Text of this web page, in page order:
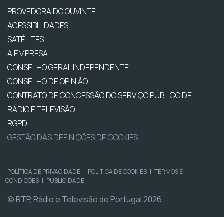
PROVEDORA DO OUVINTE
ACESSIBILIDADES
SATÉLITES
A EMPRESA
CONSELHO GERAL INDEPENDENTE
CONSELHO DE OPINIÃO
CONTRATO DE CONCESSÃO DO SERVIÇO PÚBLICO DE
RÁDIO E TELEVISÃO
RGPD
GESTÃO DAS DEFINIÇÕES DE COOKIES
POLÍTICA DE PRIVACIDADE | POLÍTICA DE COOKIES | TERMOS E
CONDIÇÕES | PUBLICIDADE
© RTP, Rádio e Televisão de Portugal 2026